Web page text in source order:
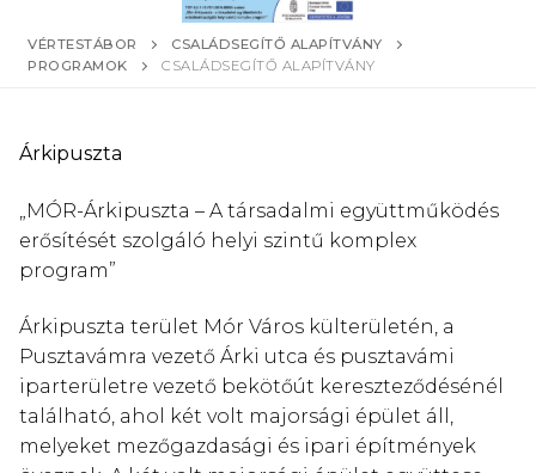
VÉRTESTÁBOR
CSALÁDSEGÍTŐ ALAPÍTVÁNY
PROGRAMOK
CSALÁDSEGÍTŐ ALAPÍTVÁNY
Árkipuszta
„MÓR-Árkipuszta – A társadalmi együttműködés
erősítését szolgáló helyi szintű komplex
program”
Árkipuszta terület Mór Város külterületén, a
Pusztavámra vezető Árki utca és pusztavámi
iparterületre vezető bekötőút kereszteződésénél
található, ahol két volt majorsági épület áll,
melyeket mezőgazdasági és ipari építmények